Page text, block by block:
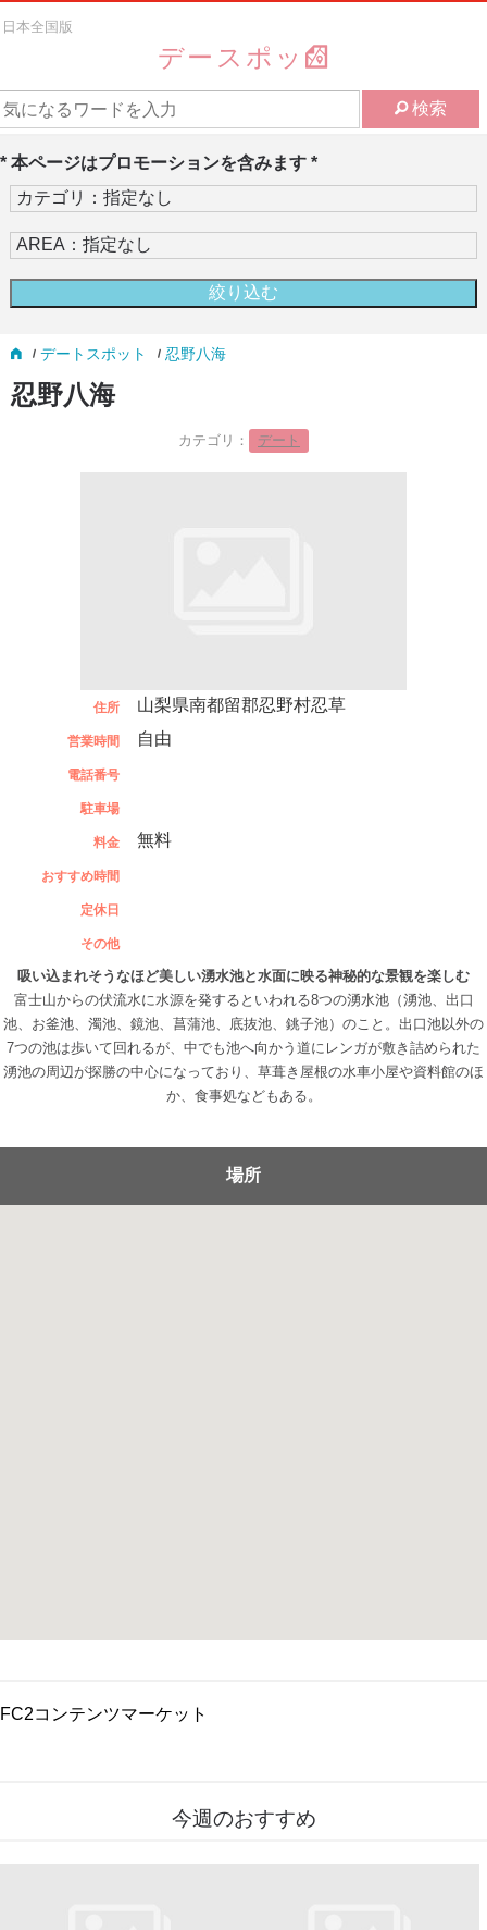
日本全国版
デースポッ
検索
* 本ページはプロモーションを含みます *
デートスポット 忍野八海
忍野八海
カテゴリ： デート
住所 山梨県南都留郡忍野村忍草
営業時間 自由
電話番号
駐車場
料金 無料
おすすめ時間
定休日
その他
吸い込まれそうなほど美しい湧水池と水面に映る神秘的な景観を楽しむ
富士山からの伏流水に水源を発するといわれる8つの湧水池（湧池、出口
池、お釜池、濁池、鏡池、菖蒲池、底抜池、銚子池）のこと。出口池以外の
7つの池は歩いて回れるが、中でも池へ向かう道にレンガが敷き詰められた
湧池の周辺が探勝の中心になっており、草葺き屋根の水車小屋や資料館のほ
か、食事処などもある。
場所
FC2コンテンツマーケット
今週のおすすめ